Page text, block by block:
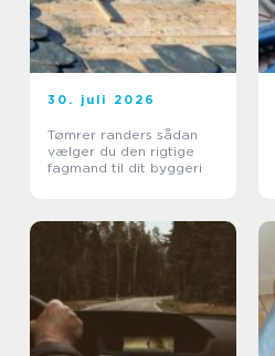
30. juli 2026
Tømrer randers sådan
vælger du den rigtige
fagmand til dit byggeri